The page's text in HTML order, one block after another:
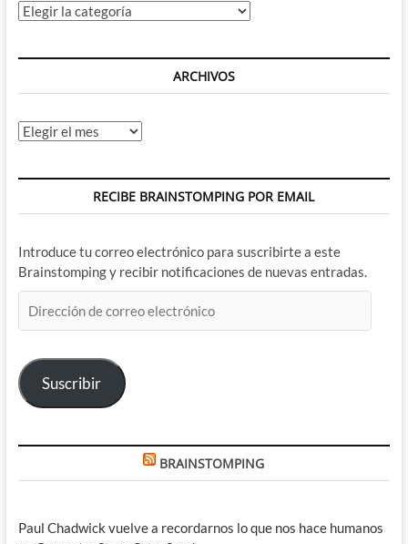
Categorías
ARCHIVOS
Archivos
RECIBE BRAINSTOMPING POR EMAIL
Introduce tu correo electrónico para suscribirte a este
Brainstomping y recibir notificaciones de nuevas entradas.
de
electrónico
Suscribir
BRAINSTOMPING
Paul Chadwick vuelve a recordarnos lo que nos hace humanos